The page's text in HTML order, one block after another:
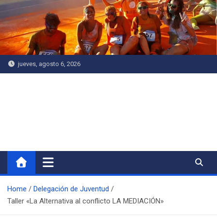
Saltar
al
contenido
jueves, agosto 6, 2026
Home
Delegación de Juventud
Taller «La Alternativa al conflicto LA MEDIACIÓN»